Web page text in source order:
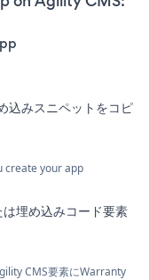
みスニペットをコピ
create your app
埋め込みコード要素
CMS要素にWarranty